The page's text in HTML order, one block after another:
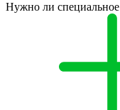
Нужно ли специальное